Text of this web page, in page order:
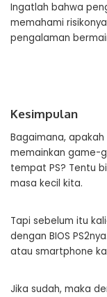
Ingatlah bahwa
memahami
pengalaman
Kesimpulan
Bagaimana,
memainkan game-
tempat PS? Tentu
masa kecil kita.
Tapi sebelum itu
dengan BIOS
atau smartphone
Jika sudah, maka